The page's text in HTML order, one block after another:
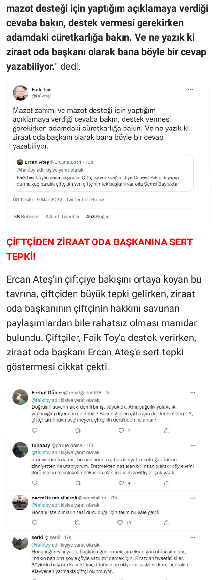
mazot desteği için yaptığım açıklamaya verdiği
cevaba bakın, destek vermesi gerekirken
adamdaki cüretkarlığa bakın. Ve ne yazık ki
ziraat oda başkanı olarak bana böyle bir cevap
yazabiliyor." dedi.
ÇİFTÇİDEN ZİRAAT ODA BAŞKANINA SERT
TEPKİ!
Ercan Ateş’in çiftçiye bakışını ortaya koyan bu
tavrına, çiftçiden büyük tepki gelirken, ziraat
oda başkanının çiftçinin hakkını savunan
paylaşımlardan bile rahatsız olması manidar
bulundu. Çiftçiler, Faik Toy'a destek verirken,
ziraat oda başkanı Ercan Ateş'e sert tepki
göstermesi dikkat çekti.